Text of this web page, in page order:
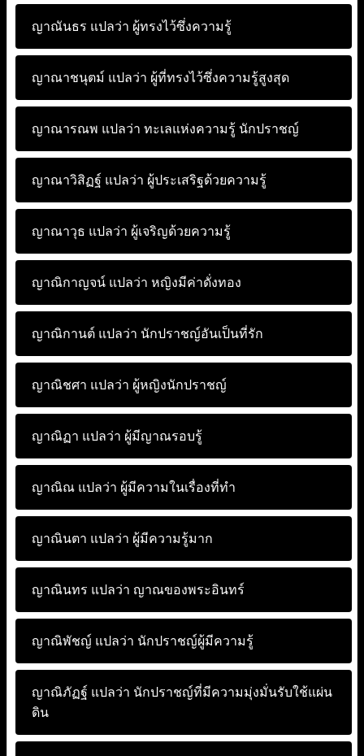
ญาณันธร แปลว่า ผู้ทรงไว้ซึ่งความรู้
ญาณาชนุตม์ แปลว่า ผู้ที่ทรงไว้ซึ่งความรู้สูงสุด
ญาณารณพ แปลว่า ทะเลแห่งความรู้ นักปราชญ์
ญาณาวิสิฏฐ์ แปลว่า ผู้ประเสริฐด้วยความรู้
ญาณาวุธ แปลว่า ผู้เจริญด้วยความรู้
ญาณิกาญจน์ แปลว่า หญิงมีค่าดั่งทอง
ญาณิกานต์ แปลว่า นักปราชญ์อันเป็นที่รัก
ญาณิชศา แปลว่า ผู้หญิงนักปราชญ์
ญาณิฏา แปลว่า ผู้มีญาณรอบรู้
ญาณิณ แปลว่า ผู้มีความในเรื่องที่ทำ
ญาณินตา แปลว่า ผู้มีความรู้มาก
ญาณินทร แปลว่า ญาณของพระอินทร์
ญาณิพัชญ์ แปลว่า นักปราชญ์ผู้มีความรู้
ญาณิภัฏฐ์ แปลว่า นักปราชญ์ที่มีความมุ่งมั่นรับใช้แผ่น
ดิน